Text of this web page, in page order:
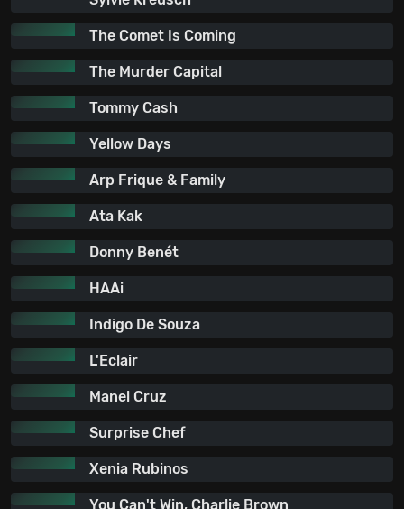
The Comet Is Coming
The Murder Capital
Tommy Cash
Yellow Days
Arp Frique & Family
Ata Kak
Donny Benét
HAAi
Indigo De Souza
L'Eclair
Manel Cruz
Surprise Chef
Xenia Rubinos
You Can't Win, Charlie Brown